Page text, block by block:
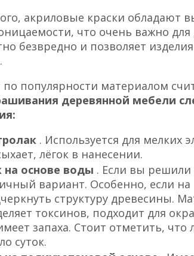
акриловые краски обладают
что очень важно
безвредно и позволяет
популярности материалом
деревянной мебели
. Используется для мелких
лёгок в нанесении.
на основе воды . Если вы
вариант. Особенно, если
структуру древесины.
токсинов, подходит для
запаха. Стоит отметить, что
суток.